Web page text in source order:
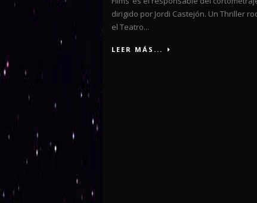
dirigido por Jordi Castejón. Un Thriller
el Teatro...
LEER MÁS...